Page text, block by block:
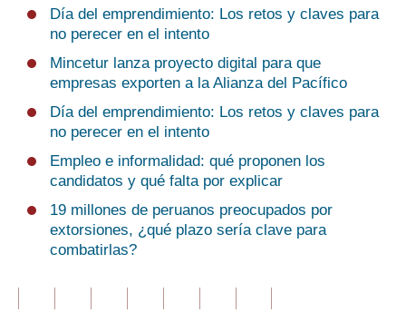
Día del emprendimiento: Los retos y claves para
no perecer en el intento
Mincetur lanza proyecto digital para que
empresas exporten a la Alianza del Pacífico
Día del emprendimiento: Los retos y claves para
no perecer en el intento
Empleo e informalidad: qué proponen los
candidatos y qué falta por explicar
19 millones de peruanos preocupados por
extorsiones, ¿qué plazo sería clave para
combatirlas?